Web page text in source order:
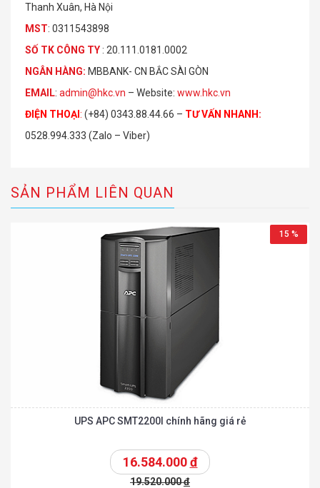
Thanh Xuân, Hà Nội
MST: 0311543898
SỐ TK CÔNG TY : 20.111.0181.0002
NGÂN HÀNG: MBBANK- CN BẮC SÀI GÒN
EMAIL: admin@hkc.vn – Website: www.hkc.vn
ĐIỆN THOẠI: (+84) 0343.88.44.66 – TƯ VẤN NHANH:
0528.994.333 (Zalo – Viber)
SẢN PHẨM LIÊN QUAN
15 %
UPS APC SMT2200I chính hãng giá rẻ
16.584.000đ
19.520.000đ